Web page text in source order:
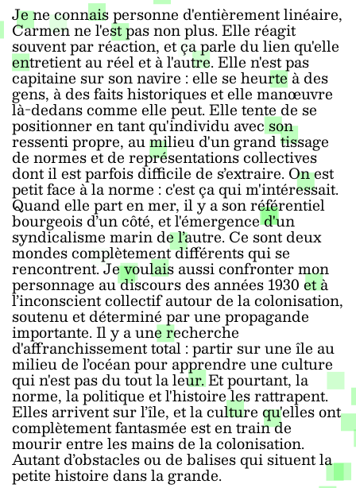
Je ne connais personne d'entièrement linéaire,
Carmen ne l'est pas non plus. Elle réagit
souvent par réaction, et ça parle du lien qu'elle
entretient au réel et à l'autre. Elle n'est pas
capitaine sur son navire : elle se heurte à des
gens, à des faits historiques et elle manœuvre
là-dedans comme elle peut. Elle tente de se
positionner en tant qu'individu avec son
ressenti propre, au milieu d'un grand tissage
de normes et de représentations collectives
dont il est parfois difficile de s’extraire. On est
petit face à la norme : c'est ça qui m'intéressait.
Quand elle part en mer, il y a son référentiel
bourgeois d’un côté, et l'émergence d'un
syndicalisme marin de l’autre. Ce sont deux
mondes complètement différents qui se
rencontrent. Je voulais aussi confronter mon
personnage au discours des années 1930 et à
l’inconscient collectif autour de la colonisation,
soutenu et déterminé par une propagande
importante. Il y a une recherche
d'affranchissement total : partir sur une île au
milieu de l’océan pour apprendre une culture
qui n'est pas du tout la leur. Et pourtant, la
norme, la politique et l'histoire les rattrapent.
Elles arrivent sur l’île, et la culture qu'elles ont
complètement fantasmée est en train de
mourir entre les mains de la colonisation.
Autant d’obstacles ou de balises qui situent la
petite histoire dans la grande.